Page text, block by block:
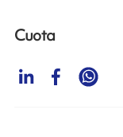
Cuota